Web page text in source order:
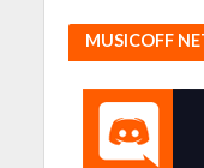
MUSICOFF